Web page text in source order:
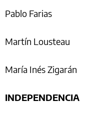
Pablo Farias
Martín Lousteau
María Inés Zigarán
INDEPENDENCIA